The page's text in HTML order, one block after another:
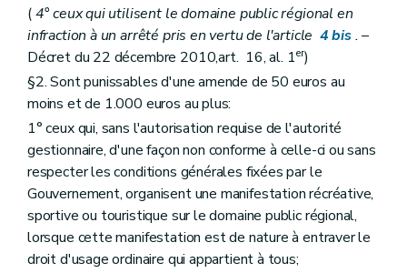
(4° ceux qui utilisent le domaine public régional en
infraction à un arrêté pris en vertu de l'article 4bis.–
Décret du 22 décembre 2010,art. 16, al. 1er)
§2. Sont punissables d'une amende de 50 euros au
moins et de 1.000 euros au plus:
1° ceux qui, sans l'autorisation requise de l'autorité
gestionnaire, d'une façon non conforme à celle-ci ou sans
respecter les conditions générales fixées par le
Gouvernement, organisent une manifestation récréative,
sportive ou touristique sur le domaine public régional,
lorsque cette manifestation est de nature à entraver le
droit d'usage ordinaire qui appartient à tous;